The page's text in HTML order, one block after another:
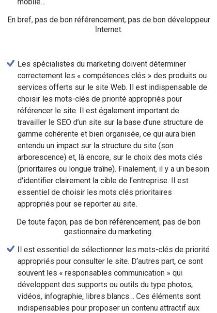
En bref, pas de bon référencement, pas de bon développeur
Internet.
Les spécialistes du marketing doivent déterminer
correctement les « compétences clés » des produits ou
services offerts sur le site Web. Il est indispensable de
choisir les mots-clés de priorité appropriés pour
référencer le site. Il est également important de
travailler le SEO d’un site sur la base d’une structure de
gamme cohérente et bien organisée, ce qui aura bien
entendu un impact sur la structure du site (son
arborescence) et, là encore, sur le choix des mots clés
(prioritaires ou longue traîne). Finalement, il y a un besoin
d'identifier clairement la cible de l'entreprise. Il est
essentiel de choisir les mots clés prioritaires
appropriés pour se reporter au site.
De toute façon, pas de bon référencement, pas de bon
gestionnaire du marketing.
Il est essentiel de sélectionner les mots-clés de priorité
appropriés pour consulter le site. D’autres part, ce sont
souvent les « responsables communication » qui
développent des supports ou outils du type photos,
vidéos, infographie, libres blancs… Ces éléments sont
indispensables pour proposer un contenu attractif aux